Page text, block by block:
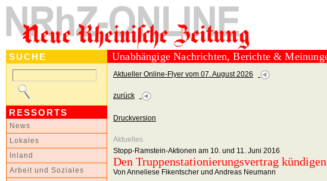
SUCHE
RESSORTS
News
Lokales
Inland
Arbeit und Soziales
Unabhängige Nachrichten, Berichte &
Aktueller Online-Flyer vom 07. August 2026
zurück
Druckversion
Aktuelles
Stopp-Ramstein-Aktionen am 10. und 11. Juni 2016
Den Truppenstationierungsvertrag
Von Anneliese Fikentscher und Andreas Neumann